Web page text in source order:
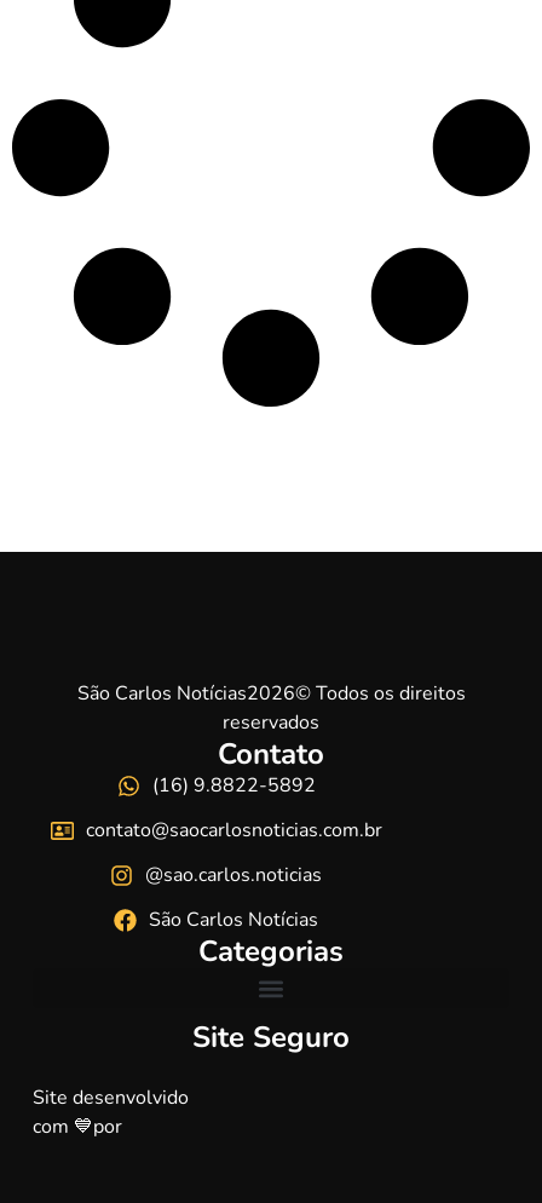
São Carlos Notícias2026© Todos os direitos
reservados
Contato
(16) 9.8822-5892
contato@saocarlosnoticias.com.br
@sao.carlos.noticias
São Carlos Notícias
Categorias
Site Seguro
Site desenvolvido
com 💙por